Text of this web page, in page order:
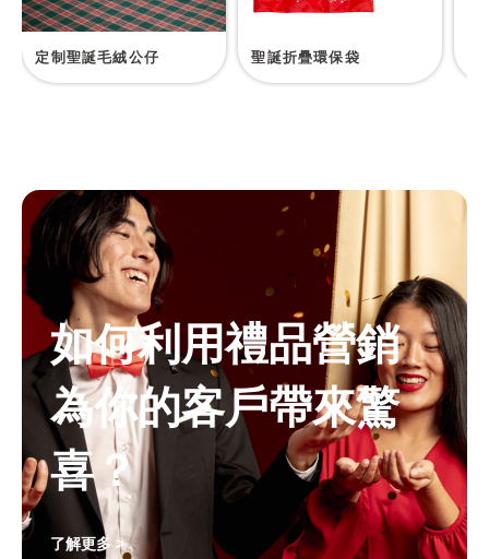
定制聖誕毛絨公仔 聖誕折疊環保袋
如何利用禮品營銷
為你的客戶帶來驚
喜？
了解更多 >